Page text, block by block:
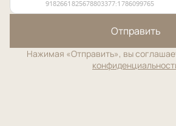
Отправить
Нажимая «Отправить», вы